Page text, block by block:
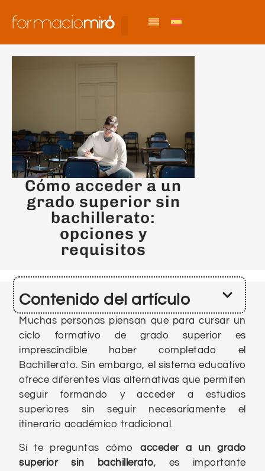
Cómo acceder a un
grado superior sin
bachillerato:
opciones y
requisitos
Contenido del artículo
Muchas personas piensan que para cursar un
ciclo formativo de grado superior es
imprescindible haber completado el
Bachillerato. Sin embargo, el sistema educativo
ofrece diferentes vías alternativas que permiten
seguir formando y acceder a estudios
superiores sin seguir necesariamente el
itinerario académico tradicional.
Si te preguntas cómoacceder a un grado
superior sin bachillerato, es importante